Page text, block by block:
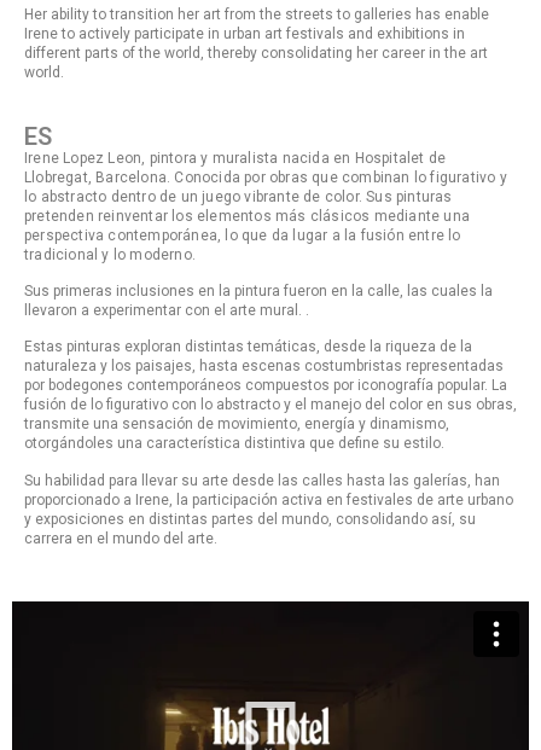
Her ability to transition her art from the streets to galleries has enable
Irene to actively participate in urban art festivals and exhibitions in
different parts of the world, thereby consolidating her career in the art
world.
ES
Irene Lopez Leon, pintora y muralista nacida en Hospitalet de
Llobregat, Barcelona. Conocida por obras que combinan lo figurativo y
lo abstracto dentro de un juego vibrante de color. Sus pinturas
pretenden reinventar los elementos más clásicos mediante una
perspectiva contemporánea, lo que da lugar a la fusión entre lo
tradicional y lo moderno.
Sus primeras inclusiones en la pintura fueron en la calle, las cuales la
llevaron a experimentar con el arte mural. .
Estas pinturas exploran distintas temáticas, desde la riqueza de la
naturaleza y los paisajes, hasta escenas costumbristas representadas
por bodegones contemporáneos compuestos por iconografía popular. La
fusión de lo figurativo con lo abstracto y el manejo del color en sus obras,
transmite una sensación de movimiento, energía y dinamismo,
otorgándoles una característica distintiva que define su estilo.
Su habilidad para llevar su arte desde las calles hasta las galerías, han
proporcionado a Irene, la participación activa en festivales de arte urbano
y exposiciones en distintas partes del mundo, consolidando así, su
carrera en el mundo del arte.